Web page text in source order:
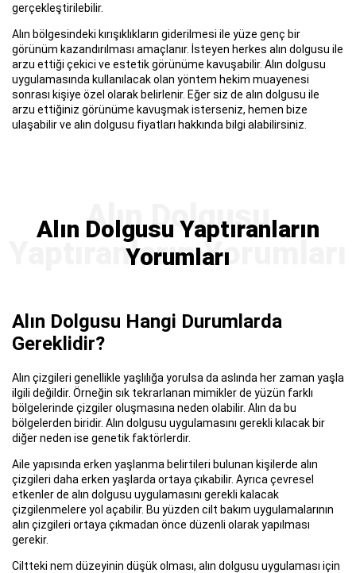
gerçekleştirilebilir.
Alın bölgesindeki kırışıklıkların giderilmesi ile yüze genç bir
görünüm kazandırılması amaçlanır. İsteyen herkes alın dolgusu ile
arzu ettiği çekici ve estetik görünüme kavuşabilir. Alın dolgusu
uygulamasında kullanılacak olan yöntem hekim muayenesi
sonrası kişiye özel olarak belirlenir. Eğer siz de alın dolgusu ile
arzu ettiğiniz görünüme kavuşmak isterseniz, hemen bize
ulaşabilir ve alın dolgusu fiyatları hakkında bilgi alabilirsiniz.
Alın Dolgusu Yaptıranların
Yorumları
Alın Dolgusu Hangi Durumlarda
Gereklidir?
Alın çizgileri genellikle yaşlılığa yorulsa da aslında her zaman yaşla
ilgili değildir. Örneğin sık tekrarlanan mimikler de yüzün farklı
bölgelerinde çizgiler oluşmasına neden olabilir. Alın da bu
bölgelerden biridir. Alın dolgusu uygulamasını gerekli kılacak bir
diğer neden ise genetik faktörlerdir.
Aile yapısında erken yaşlanma belirtileri bulunan kişilerde alın
çizgileri daha erken yaşlarda ortaya çıkabilir. Ayrıca çevresel
etkenler de alın dolgusu uygulamasını gerekli kalacak
çizgilenmelere yol açabilir. Bu yüzden cilt bakım uygulamalarının
alın çizgileri ortaya çıkmadan önce düzenli olarak yapılması
gerekir.
Ciltteki nem düzeyinin düşük olması, alın dolgusu uygulaması için